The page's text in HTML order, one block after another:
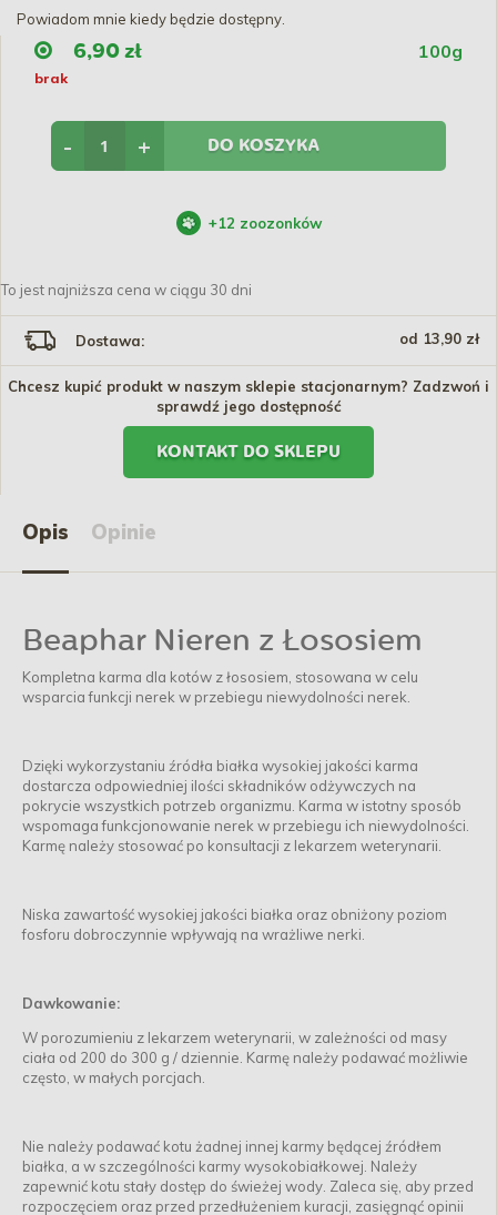
Powiadom mnie kiedy będzie dostępny.
6,90 zł 100g
brak
+
- DO KOSZYKA
+12 zoozonków
To jest najniższa cena w ciągu 30 dni
Dostawa: od 13,90 zł
Chcesz kupić produkt w naszym sklepie stacjonarnym? Zadzwoń i
sprawdź jego dostępność
KONTAKT DO SKLEPU
Opis Opinie
Beaphar Nieren z Łososiem
Kompletna karma dla kotów z łososiem, stosowana w celu
wsparcia funkcji nerek w przebiegu niewydolności nerek.
Dzięki wykorzystaniu źródła białka wysokiej jakości karma
dostarcza odpowiedniej ilości składników odżywczych na
pokrycie wszystkich potrzeb organizmu. Karma w istotny sposób
wspomaga funkcjonowanie nerek w przebiegu ich niewydolności.
Karmę należy stosować po konsultacji z lekarzem weterynarii.
Niska zawartość wysokiej jakości białka oraz obniżony poziom
fosforu dobroczynnie wpływają na wrażliwe nerki.
Dawkowanie:
W porozumieniu z lekarzem weterynarii, w zależności od masy
ciała od 200 do 300 g / dziennie. Karmę należy podawać możliwie
często, w małych porcjach.
Nie należy podawać kotu żadnej innej karmy będącej źródłem
białka, a w szczególności karmy wysokobiałkowej. Należy
zapewnić kotu stały dostęp do świeżej wody. Zaleca się, aby przed
rozpoczęciem oraz przed przedłużeniem kuracji, zasięgnąć opinii